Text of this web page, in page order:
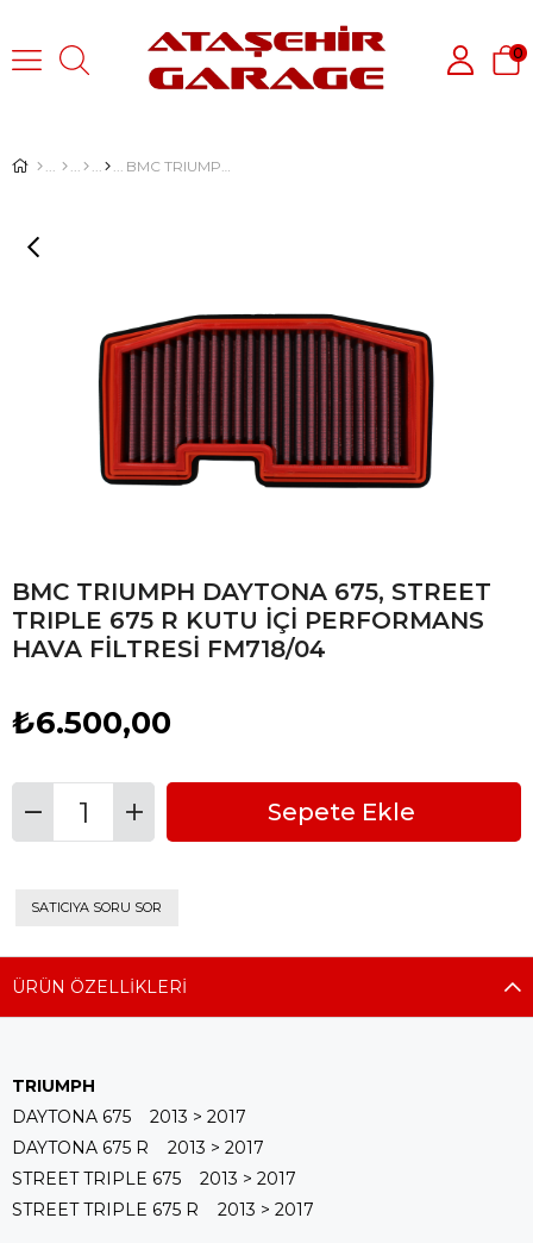
0
BMC TRIUMPH DAYTONA 675, STREET TRIPLE 675 R KUTU İÇİ PERFORMANS HAVA FİLTRESİ FM718/04
BMC TRIUMPH DAYTONA 675, STREET
TRIPLE 675 R KUTU İÇİ PERFORMANS
HAVA FİLTRESİ FM718/04
₺6.500,00
SATICIYA SORU SOR
ÜRÜN ÖZELLIKLERI
TRIUMPH
DAYTONA 675 2013 > 2017
DAYTONA 675 R 2013 > 2017
STREET TRIPLE 675 2013 > 2017
STREET TRIPLE 675 R 2013 > 2017